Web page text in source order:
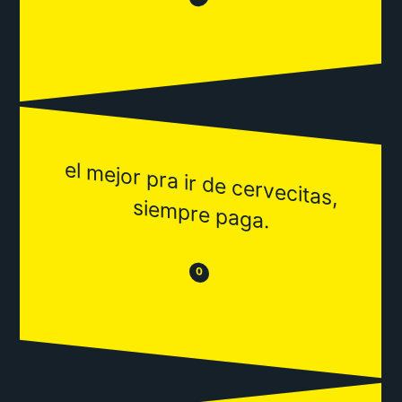
el m
ejor pra ir de cervecitas,
siem
pre paga.
😒 0 😂